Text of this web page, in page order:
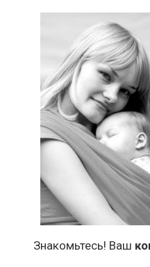
Знакомьтесь! Ваш